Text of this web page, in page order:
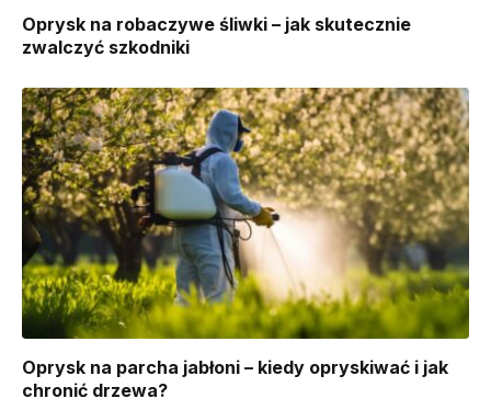
Oprysk na robaczywe śliwki – jak skutecznie
zwalczyć szkodniki
Oprysk na parcha jabłoni – kiedy opryskiwać i jak
chronić drzewa?